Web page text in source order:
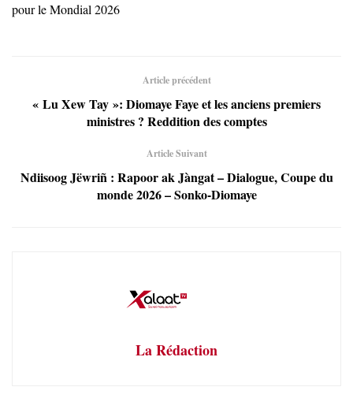
pour le Mondial 2026
Article précédent
« Lu Xew Tay »: Diomaye Faye et les anciens premiers
ministres ? Reddition des comptes
Article Suivant
Ndiisoog Jëwriñ : Rapoor ak Jàngat – Dialogue, Coupe du
monde 2026 – Sonko-Diomaye
La Rédaction